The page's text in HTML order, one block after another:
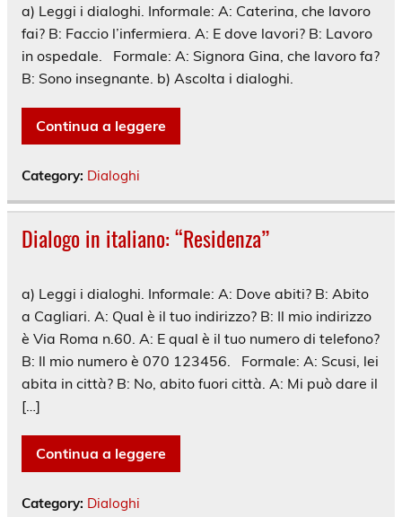
a) Leggi i dialoghi. Informale: A: Caterina, che lavoro
fai? B: Faccio l’infermiera. A: E dove lavori? B: Lavoro
in ospedale. Formale: A: Signora Gina, che lavoro fa?
B: Sono insegnante. b) Ascolta i dialoghi.
Continua a leggere
Category: Dialoghi
Dialogo in italiano: “Residenza”
a) Leggi i dialoghi. Informale: A: Dove abiti? B: Abito
a Cagliari. A: Qual è il tuo indirizzo? B: Il mio indirizzo
è Via Roma n.60. A: E qual è il tuo numero di telefono?
B: Il mio numero è 070 123456. Formale: A: Scusi, lei
abita in città? B: No, abito fuori città. A: Mi può dare il
[…]
Continua a leggere
Category: Dialoghi